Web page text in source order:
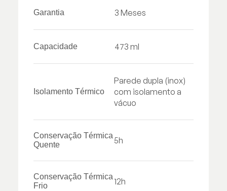
Garantia 3 Meses
Capacidade 473 ml
Isolamento Térmico
Parede dupla (inox)
com isolamento a
vácuo
Conservação Térmica
Quente
5h
Conservação Térmica
Frio
12h